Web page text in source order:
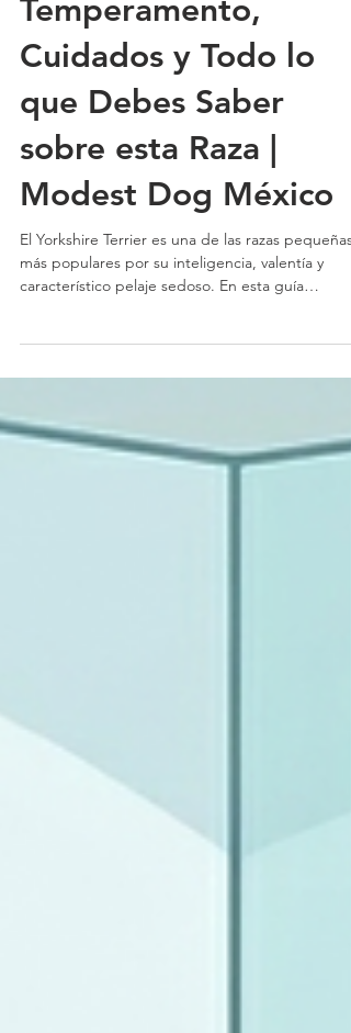
Temperamento,
Cuidados y Todo lo
que Debes Saber
sobre esta Raza |
Modest Dog México
El Yorkshire Terrier es una de las razas pequeñas
conocerás su origen, temperamento,
recomendaciones para educarlo correctamente |
Modest Dog